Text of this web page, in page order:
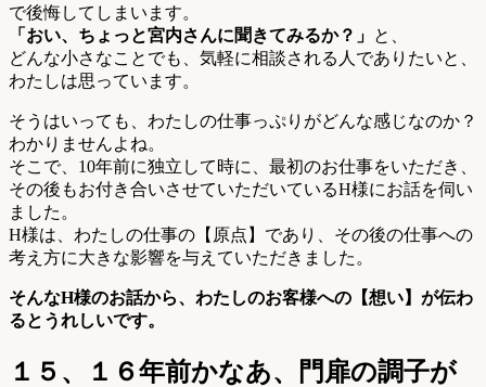
で後悔してしまいます。
「おい、ちょっと宮内さんに聞きてみるか？」 と、
どんな小さなことでも、気軽に相談される人でありたいと、
わたしは思っています。
そうはいっても、わたしの仕事っぷりがどんな感じなのか？
わかりませんよね。
そこで、10年前に独立して時に、最初のお仕事をいただき、
その後もお付き合いさせていただいているH様にお話を伺い
ました。
H様は、わたしの仕事の【原点】であり、その後の仕事への
考え方に大きな影響を与えていただきました。
そんなH様のお話から、わたしのお客様への【想い】が伝わ
るとうれしいです。
１５、１６年前かなあ、門扉の調子が